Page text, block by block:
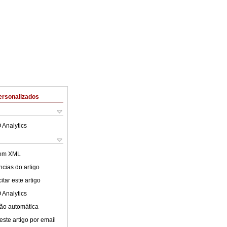
Analytics
XML
do artigo
este artigo
Analytics
automática
artigo por email